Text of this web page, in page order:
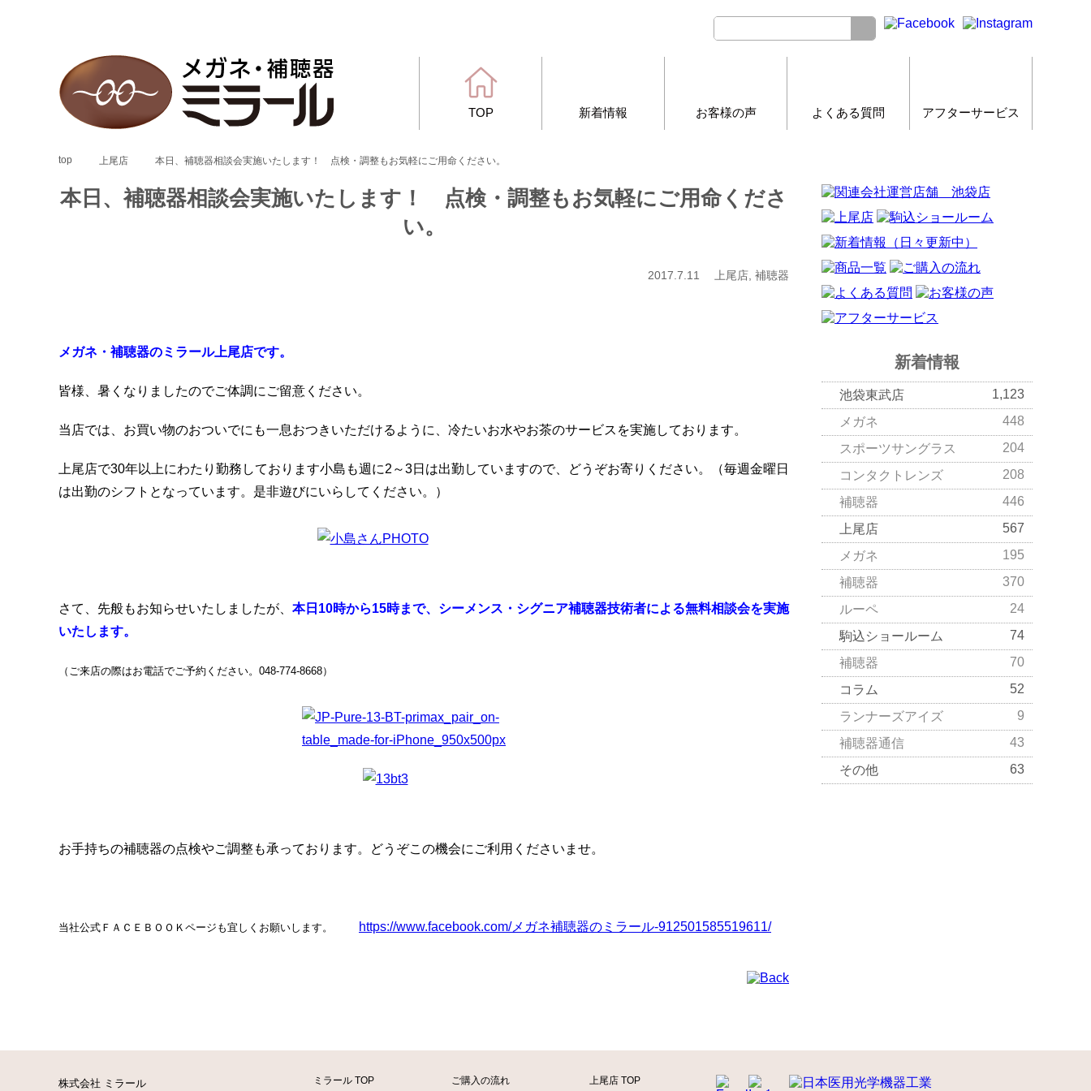
TOP 新着情報 お客様の声 よくある質問 アフターサービス
top 上尾店 本日、補聴器相談会実施いたします！ 点検・調整もお気軽にご用命ください。
本日、補聴器相談会実施いたします！ 点検・調整もお気軽にご用命くださ
い。
2017.7.11 上尾店, 補聴器
メガネ・補聴器のミラール上尾店です。
皆様、暑くなりましたのでご体調にご留意ください。
当店では、お買い物のおついでにも一息おつきいただけるように、冷たいお水やお茶のサービスを実施しております。
上尾店で30年以上にわたり勤務しております小島も週に2～3日は出勤していますので、どうぞお寄りください。（毎週金曜日
は出勤のシフトとなっています。是非遊びにいらしてください。）
さて、先般もお知らせいたしましたが、 本日10時から15時まで、シーメンス・シグニア補聴器技術者による無料相談会を実施
いたします。
（ご来店の際はお電話でご予約ください。048-774-8668）
お手持ちの補聴器の点検やご調整も承っております。どうぞこの機会にご利用くださいませ。
当社公式ＦＡＣＥＢＯＯＫページも宜しくお願いします。 https://www.facebook.com/メガネ補聴器のミラール-912501585519611/
新着情報
池袋東武店
1,123
メガネ
448
スポーツサングラス
204
コンタクトレンズ
208
補聴器
446
上尾店
567
メガネ
195
補聴器
370
ルーペ
24
駒込ショールーム
74
補聴器
70
コラム
52
ランナーズアイズ
9
補聴器通信
43
その他
63
株式会社 ミラール ミラール TOP ご購入の流れ 上尾店 TOP